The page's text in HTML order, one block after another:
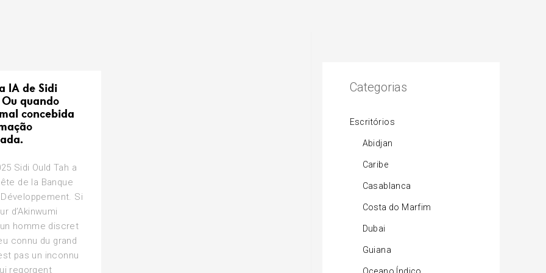
IA de Sidi
quando
concebida
Sidi Ould Tah a
de la Banque
Si
d’Akinwumi
homme discret
connu du grand
pas un inconnu
regorgent
Categorias
Escritórios
Abidjan
Caribe
Casablanca
Costa do Marfim
Dubai
Guiana